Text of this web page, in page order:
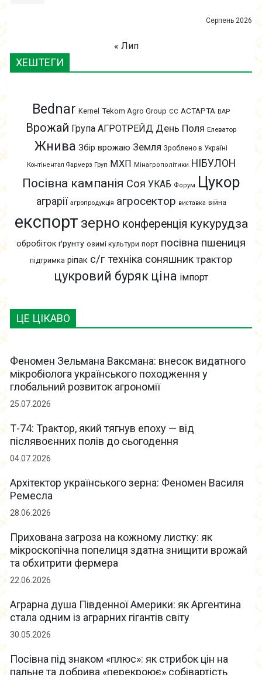
ЦЕ ЦІКАВО
Феномен Зельмана Ваксмана: внесок видатного
мікробіолога українського походження у
глобальний розвиток агрономії
25.07.2026
Т-74: Трактор, який тягнув епоху — від
післявоєнних полів до сьогодення
04.07.2026
Архітектор українського зерна: Феномен Василя
Ремесла
28.06.2026
Прихована загроза на кожному листку: як
мікроскопічна попелиця здатна знищити врожай
та обхитрити фермера
22.06.2026
Аграрна душа Південної Америки: як Аргентина
стала одним із аграрних гігантів світу
30.05.2026
Посівна під знаком «плюс»: як стрибок цін на
пальне та добрива «перекроює» собівартість
Серпень 2026
« Лип
ХЕШТЕГИ
Bednar Kernel Tekom Agro Group ЄС АСТАРТА ВАР
Врожай Група АГРОТРЕЙД День Поля Елеватор
Жнива Збір врожаю Земля Зроблено в Україні
Контінентал Фармерз Груп МХП Мінагрополітики НІБУЛОН
Посівна кампанія Соя УКАБ Форум Цукор
аграрії агропродукція агросектор виставка війна
експорт зерно конференція кукурудза
обробіток ґрунту озимі культури порт посівна пшениця
підтримка ріпак с/г техніка соняшник трактор
цукровий буряк ціна імпорт